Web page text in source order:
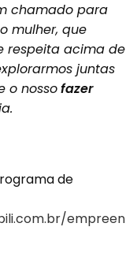
chamado para
mulher, que
respeita acima de
juntas
o nossofazer
de
empreen